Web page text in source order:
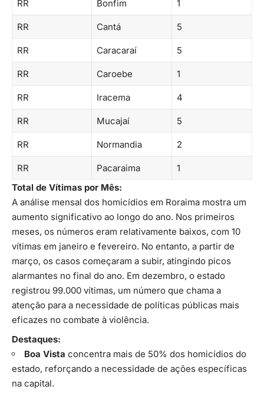
RR Bonfim 1
RR Cantá 5
RR Caracaraí 5
RR Caroebe 1
RR Iracema 4
RR Mucajaí 5
RR Normandia 2
RR Pacaraima
1
Total de Vítimas por Mês:
A análise mensal dos homicídios em Roraima mostra um
aumento significativo ao longo do ano. Nos primeiros
meses, os números eram relativamente baixos, com 10
vítimas em janeiro e fevereiro. No entanto, a partir de
março, os casos começaram a subir, atingindo picos
alarmantes no final do ano. Em dezembro, o estado
registrou 99.000 vítimas, um número que chama a
atenção para a necessidade de políticas públicas mais
eficazes no combate à violência.
Destaques:
Boa Vista concentra mais de 50% dos homicídios do
estado, reforçando a necessidade de ações específicas
na capital.